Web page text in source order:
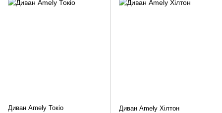
Диван Amely Токіо Диван Amely Хілтон